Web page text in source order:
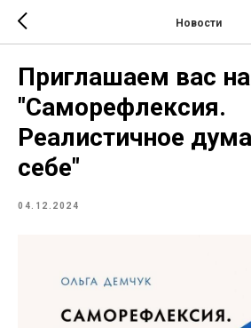
Новости
Приглашаем вас
"Саморефлексия.
Реалистичное
себе"
04.12.2024